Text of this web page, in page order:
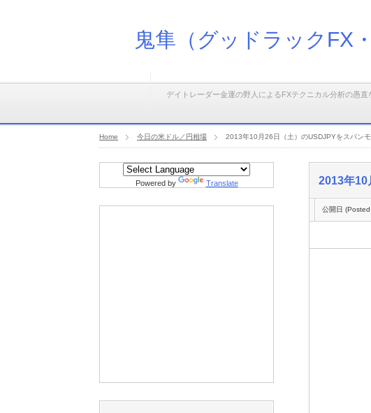
鬼隼（グッドラックFX・
デイトレーダー金運の野人によるFXテクニカル分析の愚直
Home 今日の米ドル／円相場 2013年10月26日（土）のUSDJPYをスパン
2013年10
公開日
Powered by Translate